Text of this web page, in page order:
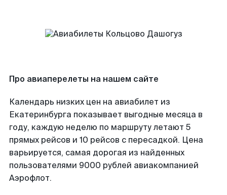
Про авиаперелеты на нашем сайте
Календарь низких цен на авиабилет из
Екатеринбурга показывает выгодные месяца в
году, каждую неделю по маршруту летают 5
прямых рейсов и 10 рейсов с пересадкой. Цена
варьируется, самая дорогая из найденных
пользователями 9000 рублей авиакомпанией
Аэрофлот.